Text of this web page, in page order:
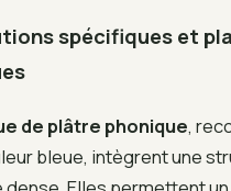
spécifiques et
de plâtre phonique,
bleue, intègrent une